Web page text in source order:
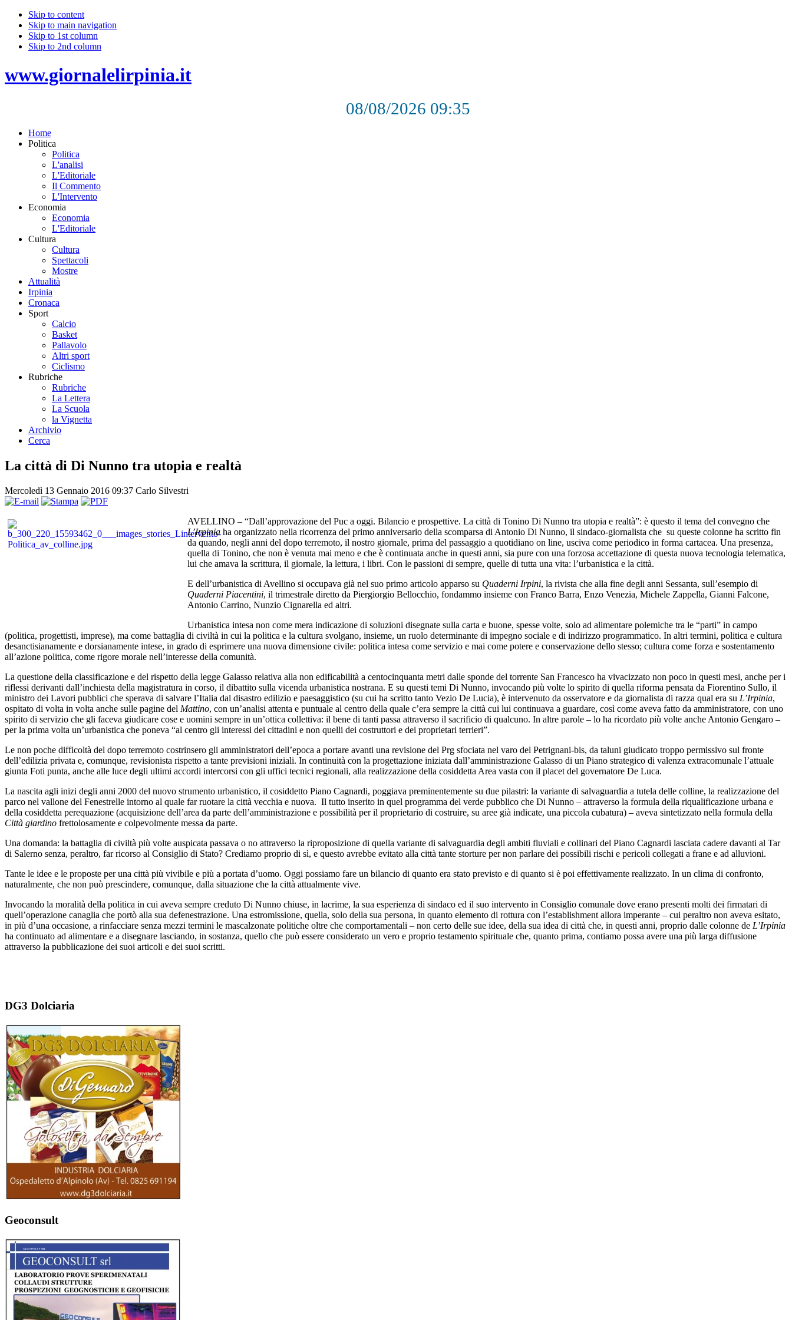
Skip to content
Skip to main navigation
Skip to 1st column
Skip to 2nd column
www.giornalelirpinia.it
08/08/2026 09:35
Home
Politica
Politica
L'analisi
L'Editoriale
Il Commento
L'Intervento
Economia
Economia
L'Editoriale
Cultura
Cultura
Spettacoli
Mostre
Attualità
Irpinia
Cronaca
Sport
Calcio
Basket
Pallavolo
Altri sport
Ciclismo
Rubriche
Rubriche
La Lettera
La Scuola
la Vignetta
Archivio
Cerca
La città di Di Nunno tra utopia e realtà
Mercoledì 13 Gennaio 2016 09:37 Carlo Silvestri
AVELLINO – “Dall’approvazione del Puc a oggi. Bilancio e prospettive. La città di Tonino Di Nunno tra utopia e realtà”: è questo il tema del convegno che
L’Irpinia ha organizzato nella ricorrenza del primo anniversario della scomparsa di Antonio Di Nunno, il sindaco-giornalista che su queste colonne ha scritto fin
da quando, negli anni del dopo terremoto, il nostro giornale, prima del passaggio a quotidiano on line, usciva come periodico in forma cartacea. Una presenza,
quella di Tonino, che non è venuta mai meno e che è continuata anche in questi anni, sia pure con una forzosa accettazione di questa nuova tecnologia telematica,
lui che amava la scrittura, il giornale, la lettura, i libri. Con le passioni di sempre, quelle di tutta una vita: l’urbanistica e la città.
E dell’urbanistica di Avellino si occupava già nel suo primo articolo apparso su Quaderni Irpini, la rivista che alla fine degli anni Sessanta, sull’esempio di
Quaderni Piacentini, il trimestrale diretto da Piergiorgio Bellocchio, fondammo insieme con Franco Barra, Enzo Venezia, Michele Zappella, Gianni Falcone,
Antonio Carrino, Nunzio Cignarella ed altri.
Urbanistica intesa non come mera indicazione di soluzioni disegnate sulla carta e buone, spesse volte, solo ad alimentare polemiche tra le “parti” in campo
(politica, progettisti, imprese), ma come battaglia di civiltà in cui la politica e la cultura svolgano, insieme, un ruolo determinante di impegno sociale e di indirizzo programmatico. In altri termini, politica e cultura
desanctisianamente e dorsianamente intese, in grado di esprimere una nuova dimensione civile: politica intesa come servizio e mai come potere e conservazione dello stesso; cultura come forza e sostentamento
all’azione politica, come rigore morale nell’interesse della comunità.
La questione della classificazione e del rispetto della legge Galasso relativa alla non edificabilità a centocinquanta metri dalle sponde del torrente San Francesco ha vivacizzato non poco in questi mesi, anche per i
riflessi derivanti dall’inchiesta della magistratura in corso, il dibattito sulla vicenda urbanistica nostrana. E su questi temi Di Nunno, invocando più volte lo spirito di quella riforma pensata da Fiorentino Sullo, il
ministro dei Lavori pubblici che sperava di salvare l’Italia dal disastro edilizio e paesaggistico (su cui ha scritto tanto Vezio De Lucia), è intervenuto da osservatore e da giornalista di razza qual era su L’Irpinia,
ospitato di volta in volta anche sulle pagine del Mattino, con un’analisi attenta e puntuale al centro della quale c’era sempre la città cui lui continuava a guardare, così come aveva fatto da amministratore, con uno
spirito di servizio che gli faceva giudicare cose e uomini sempre in un’ottica collettiva: il bene di tanti passa attraverso il sacrificio di qualcuno. In altre parole – lo ha ricordato più volte anche Antonio Gengaro –
per la prima volta un’urbanistica che poneva “al centro gli interessi dei cittadini e non quelli dei costruttori e dei proprietari terrieri”.
Le non poche difficoltà del dopo terremoto costrinsero gli amministratori dell’epoca a portare avanti una revisione del Prg sfociata nel varo del Petrignani-bis, da taluni giudicato troppo permissivo sul fronte
dell’edilizia privata e, comunque, revisionista rispetto a tante previsioni iniziali. In continuità con la progettazione iniziata dall’amministrazione Galasso di un Piano strategico di valenza extracomunale l’attuale
giunta Foti punta, anche alle luce degli ultimi accordi intercorsi con gli uffici tecnici regionali, alla realizzazione della cosiddetta Area vasta con il placet del governatore De Luca.
La nascita agli inizi degli anni 2000 del nuovo strumento urbanistico, il cosiddetto Piano Cagnardi, poggiava preminentemente su due pilastri: la variante di salvaguardia a tutela delle colline, la realizzazione del
parco nel vallone del Fenestrelle intorno al quale far ruotare la città vecchia e nuova. Il tutto inserito in quel programma del verde pubblico che Di Nunno – attraverso la formula della riqualificazione urbana e
della cosiddetta perequazione (acquisizione dell’area da parte dell’amministrazione e possibilità per il proprietario di costruire, su aree già indicate, una piccola cubatura) – aveva sintetizzato nella formula della
Città giardino frettolosamente e colpevolmente messa da parte.
Una domanda: la battaglia di civiltà più volte auspicata passava o no attraverso la riproposizione di quella variante di salvaguardia degli ambiti fluviali e collinari del Piano Cagnardi lasciata cadere davanti al Tar
di Salerno senza, peraltro, far ricorso al Consiglio di Stato? Crediamo proprio di sì, e questo avrebbe evitato alla città tante storture per non parlare dei possibili rischi e pericoli collegati a frane e ad alluvioni.
Tante le idee e le proposte per una città più vivibile e più a portata d’uomo. Oggi possiamo fare un bilancio di quanto era stato previsto e di quanto si è poi effettivamente realizzato. In un clima di confronto,
naturalmente, che non può prescindere, comunque, dalla situazione che la città attualmente vive.
Invocando la moralità della politica in cui aveva sempre creduto Di Nunno chiuse, in lacrime, la sua esperienza di sindaco ed il suo intervento in Consiglio comunale dove erano presenti molti dei firmatari di
quell’operazione canaglia che portò alla sua defenestrazione. Una estromissione, quella, solo della sua persona, in quanto elemento di rottura con l’establishment allora imperante – cui peraltro non aveva esitato,
in più d’una occasione, a rinfacciare senza mezzi termini le mascalzonate politiche oltre che comportamentali – non certo delle sue idee, della sua idea di città che, in questi anni, proprio dalle colonne de L’Irpinia
ha continuato ad alimentare e a disegnare lasciando, in sostanza, quello che può essere considerato un vero e proprio testamento spirituale che, quanto prima, contiamo possa avere una più larga diffusione
attraverso la pubblicazione dei suoi articoli e dei suoi scritti.
DG3 Dolciaria
Geoconsult